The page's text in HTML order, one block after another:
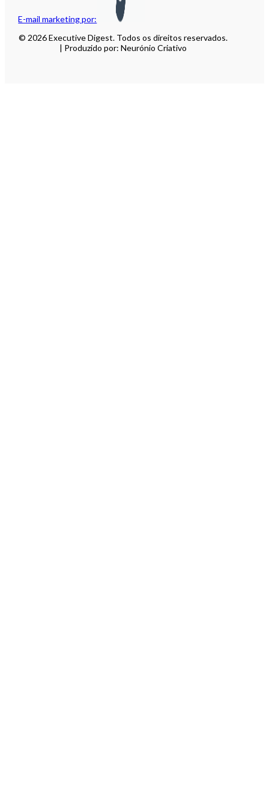
E-mail marketing por:
© 2026 Executive Digest. Todos os direitos reservados.
| Produzido por: Neurónio Criativo